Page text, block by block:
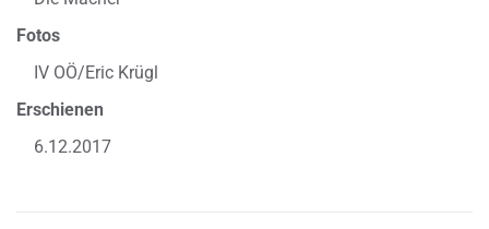
Fotos
IV OÖ/Eric Krügl
Erschienen
6.12.2017